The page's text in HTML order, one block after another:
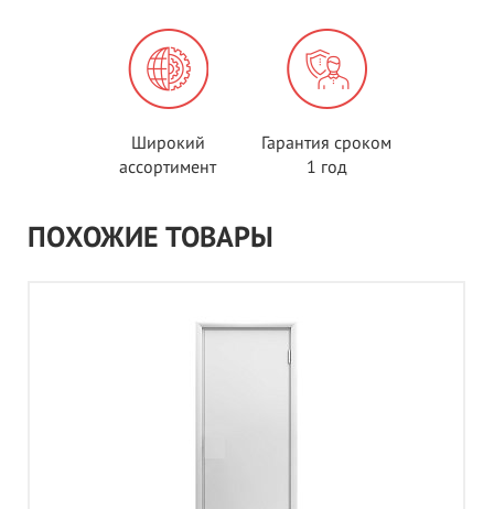
Широкий
ассортимент
Гарантия сроком
1 год
ПОХОЖИЕ ТОВАРЫ